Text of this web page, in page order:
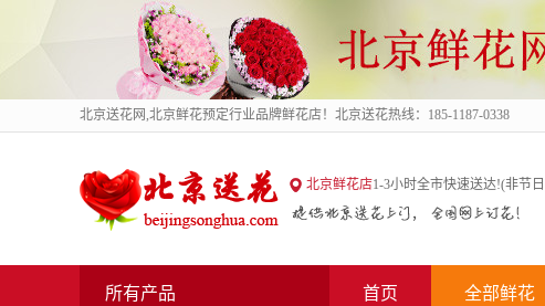
北京送花网,北京鲜花预定行业品牌鲜花店！北京送花热线：185-1187-0338
北京送花网
北京鲜花店1-3小时全市快速送达!(非节
所有产品 首页 全部鲜花